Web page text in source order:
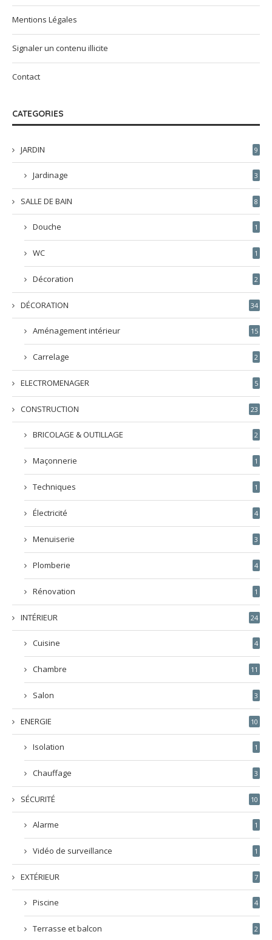
Mentions Légales
Signaler un contenu illicite
Contact
CATEGORIES
JARDIN 9
Jardinage 3
SALLE DE BAIN 8
Douche 1
WC 1
Décoration 2
DÉCORATION 34
Aménagement intérieur 15
Carrelage 2
ELECTROMENAGER 5
CONSTRUCTION 23
BRICOLAGE & OUTILLAGE 2
Maçonnerie 1
Techniques 1
Électricité 4
Menuiserie 3
Plomberie 4
Rénovation 1
INTÉRIEUR 24
Cuisine 4
Chambre 11
Salon 3
ENERGIE 10
Isolation 1
Chauffage 3
SÉCURITÉ 10
Alarme 1
Vidéo de surveillance 1
EXTÉRIEUR 7
Piscine 4
Terrasse et balcon 2